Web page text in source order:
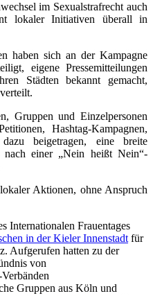
im Sexualstrafrecht auch
lokaler Initiativen überall in
haben sich an der Kampagne
eigene Pressemitteilungen
Städten bekannt gemacht,
Gruppen und Einzelpersonen
Hashtag-Kampagnen,
beigetragen, eine breite
einer „Nein heißt Nein“-
Aktionen, ohne Anspruch
Internationalen Frauentages
in der Kieler Innenstadt für
Aufgerufen hatten zu der
von
Gruppen aus Köln und